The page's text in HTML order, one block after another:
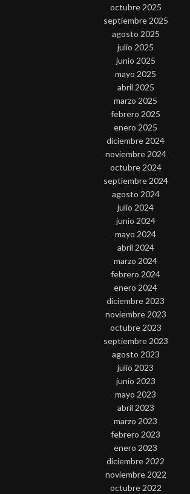
octubre 2025
septiembre 2025
agosto 2025
julio 2025
junio 2025
mayo 2025
abril 2025
marzo 2025
febrero 2025
enero 2025
diciembre 2024
noviembre 2024
octubre 2024
septiembre 2024
agosto 2024
julio 2024
junio 2024
mayo 2024
abril 2024
marzo 2024
febrero 2024
enero 2024
diciembre 2023
noviembre 2023
octubre 2023
septiembre 2023
agosto 2023
julio 2023
junio 2023
mayo 2023
abril 2023
marzo 2023
febrero 2023
enero 2023
diciembre 2022
noviembre 2022
octubre 2022